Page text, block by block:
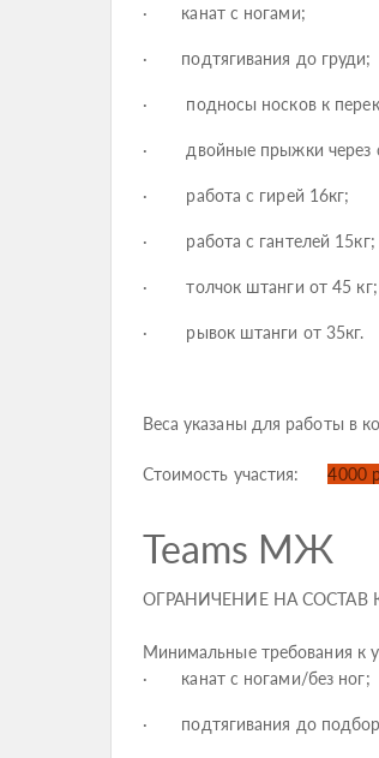
· канат с ногами;
· подтягивания до груди;
· подносы носков к
· двойные прыжки через
· работа с гирей 16кг;
· работа с гантелей 15кг;
· толчок штанги от 45 кг;
· рывок штанги от 35кг.
Веса указаны для работы в
Стоимость участия: 4000
Teams МЖ
ОГРАНИЧЕНИЕ НА СОСТАВ
Минимальные требования к
· канат с ногами/без ног;
· подтягивания до